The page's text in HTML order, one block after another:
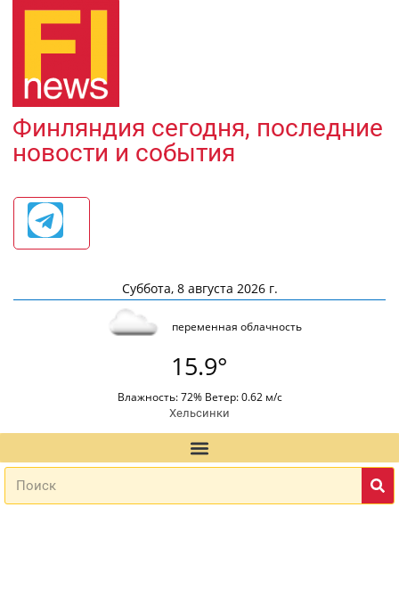
Финляндия сегодня, последние
новости и события
Суббота, 8 августа 2026 г.
переменная облачность
15.9°
Влажность: 72% Ветер: 0.62 м/с
Хельсинки